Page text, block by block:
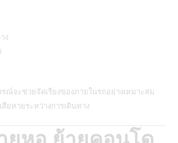
ง
ณ์จะช่วยจัดเรียงของภายในรถอย่างเหมาะสม
ยหายระหว่างการเดินทาง